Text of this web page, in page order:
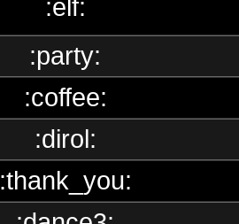
:elf:
:party:
:coffee:
:dirol:
:thank_you: